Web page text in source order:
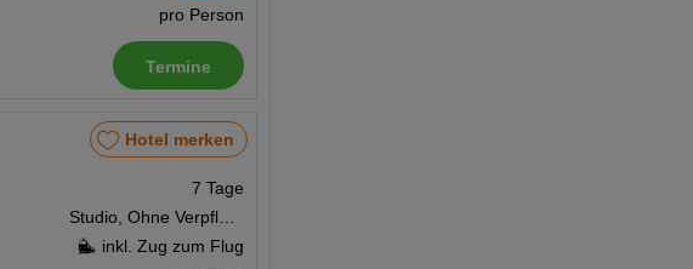
pro Person
Termine
Hotel merken
7 Tage
Studio, Ohne Verpflegung
inkl. Zug zum Flug